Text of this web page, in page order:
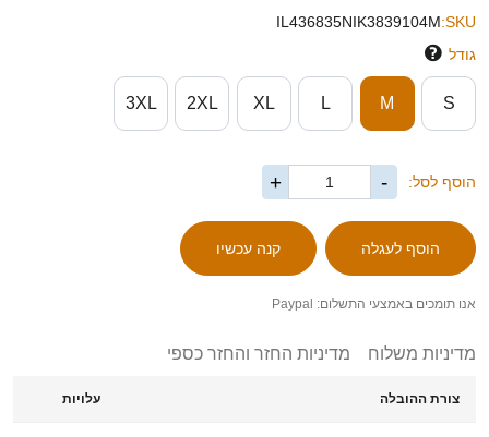
SKU:
IL436835NIK3839104M
גודל
S
M
L
XL
2XL
3XL
הוסף לסל: -
+
אנו תומכים באמצעי התשלום: Paypal
מדיניות משלוח מדיניות החזר והחזר כספי
צורת ההובלה עלויות